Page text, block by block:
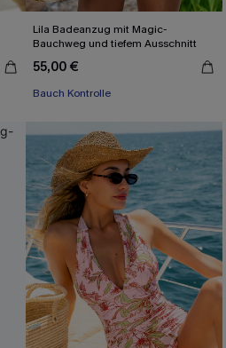
Lila Badeanzug mit Magic-
Bauchweg und tiefem Ausschnitt
55,00 €
Bauch Kontrolle